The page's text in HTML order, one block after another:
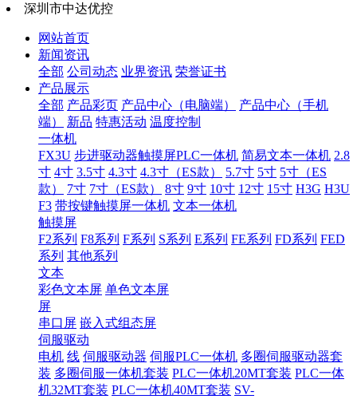
深圳市中达优控
网站首页
新闻资讯
全部 公司动态 业界资讯 荣誉证书
产品展示
全部 产品彩页 产品中心（电脑端）
产品中心（手机
端）
新品 特惠活动 温度控制
一体机
FX3U 步进驱动器触摸屏PLC一体机 简易文本一体机 2.8
寸 4寸 3.5寸 4.3寸 4.3寸（ES款） 5.7寸 5寸 5寸（ES
款）
7寸 7寸（ES款） 8寸 9寸 10寸 12寸 15寸 H3G H3U
F3 带按键触摸屏一体机 文本一体机
触摸屏
F2系列 F8系列 F系列 S系列 E系列 FE系列 FD系列 FED
系列 其他系列
文本
彩色文本屏 单色文本屏
屏
串口屏 嵌入式组态屏
伺服驱动
电机 线 伺服驱动器 伺服PLC一体机 多圈伺服驱动器套
装 多圈伺服一体机套装 PLC一体机20MT套装 PLC一体
机32MT套装 PLC一体机40MT套装 SV-